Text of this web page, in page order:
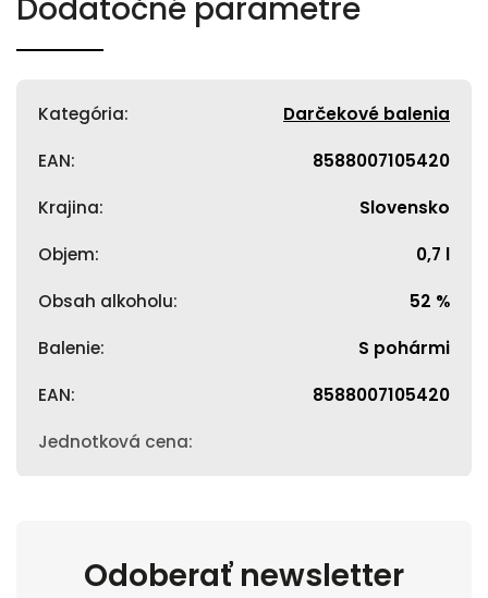
Dodatočné parametre
Kategória: Darčekové balenia
EAN: 8588007105420
Krajina: Slovensko
Objem: 0,7 l
Obsah alkoholu: 52 %
Balenie: S pohármi
EAN: 8588007105420
Jednotková cena:
Odoberať newsletter